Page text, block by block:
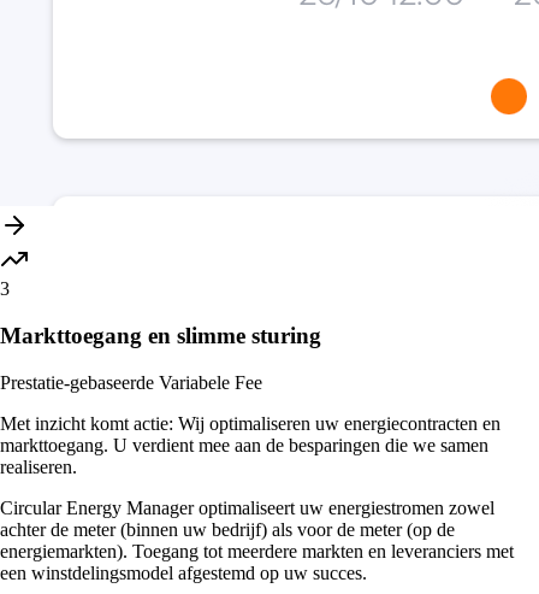
3
Markttoegang en slimme sturing
Prestatie-gebaseerde Variabele Fee
Met inzicht komt actie: Wij optimaliseren uw energiecontracten en
markttoegang. U verdient mee aan de besparingen die we samen
realiseren.
Circular Energy Manager optimaliseert uw energiestromen zowel
achter de meter (binnen uw bedrijf) als voor de meter (op de
energiemarkten). Toegang tot meerdere markten en leveranciers met
een winstdelingsmodel afgestemd op uw succes.